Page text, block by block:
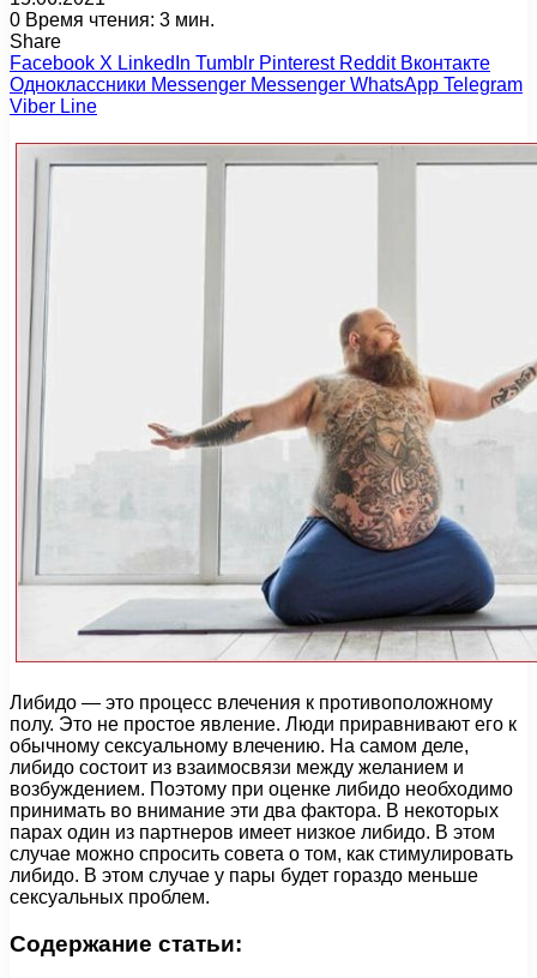
0 Время чтения: 3 мин.
Share
Facebook X LinkedIn Tumblr Pinterest Reddit Вконтакте
Одноклассники Messenger Messenger WhatsApp Telegram
Viber Line
Либидо — это процесс влечения к противоположному
полу. Это не простое явление. Люди приравнивают его к
обычному сексуальному влечению. На самом деле,
либидо состоит из взаимосвязи между желанием и
возбуждением. Поэтому при оценке либидо необходимо
принимать во внимание эти два фактора. В некоторых
парах один из партнеров имеет низкое либидо. В этом
случае можно спросить совета о том, как стимулировать
либидо. В этом случае у пары будет гораздо меньше
сексуальных проблем.
Содержание статьи: